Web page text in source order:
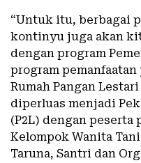
“Untuk itu, berbagai
kontinyu juga akan
dengan program
program
Rumah Pangan
diperluas menjadi
(P2L) dengan peserta
Kelompok Wanita
Taruna, Santri dan